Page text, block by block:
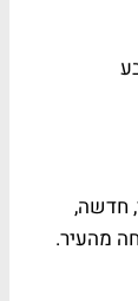
טבנקין, קומה 3, 100 מ"ר, חדשה,